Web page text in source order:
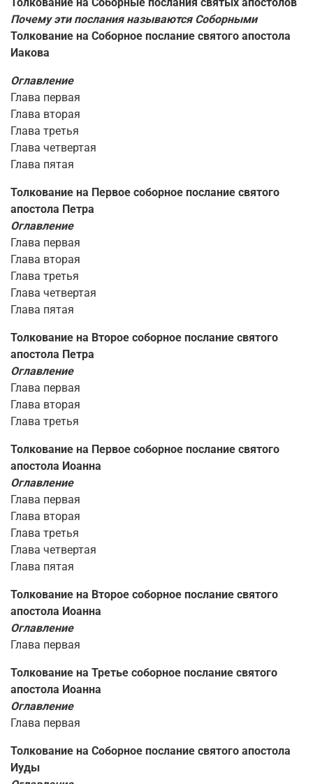
Почему эти послания называются Соборными
Толкование на Соборное послание святого апостола
Иакова
Оглавление
Глава первая
Глава вторая
Глава третья
Глава четвертая
Глава пятая
Толкование на Первое соборное послание святого
апостола Петра
Оглавление
Глава первая
Глава вторая
Глава третья
Глава четвертая
Глава пятая
Толкование на Второе соборное послание святого
апостола Петра
Оглавление
Глава первая
Глава вторая
Глава третья
Толкование на Первое соборное послание святого
апостола Иоанна
Оглавление
Глава первая
Глава вторая
Глава третья
Глава четвертая
Глава пятая
Толкование на Второе соборное послание святого
апостола Иоанна
Оглавление
Глава первая
Толкование на Третье соборное послание святого
апостола Иоанна
Оглавление
Глава первая
Толкование на Соборное послание святого апостола
Иуды